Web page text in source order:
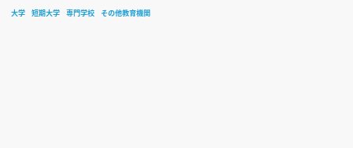
大学 短期大学 専門学校 その他教育機関